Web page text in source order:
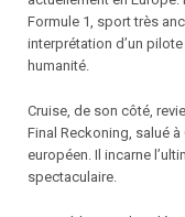
Formule 1, sport très
interprétation d’un
humanité.
Cruise, de son côté,
Final Reckoning, salué
européen. Il incarne
spectaculaire.